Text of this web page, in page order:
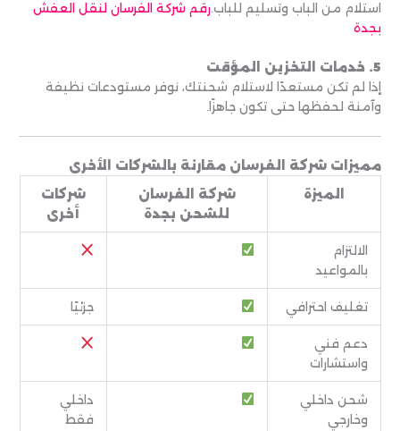
استلام من الباب وتسليم للباب.رقم شركة الفرسان لنقل العفش
بجدة
5. خدمات التخزين المؤقت
إذا لم تكن مستعدًا لاستلام شحنتك، نوفر مستودعات نظيفة
وآمنة لحفظها حتى تكون جاهزًا.
مميزات شركة الفرسان مقارنة بالشركات الأخرى
الميزة
شركة الفرسان
للشحن بجدة
شركات
أخرى
الالتزام
بالمواعيد
تغليف احترافي جزئيًا
دعم فني
واستشارات
شحن داخلي
وخارجي
داخلي
فقط